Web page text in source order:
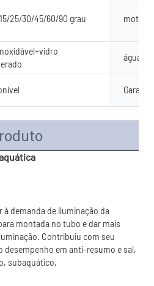
25/30/45/60/90 grau
água
Garantia
demanda de iluminação da
montada no tubo e dar mais
Contribuiu com seu
desempenho em anti-resumo e sal,